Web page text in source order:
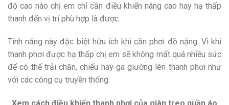
độ cao nào chị em chỉ cần điều khiển nâng cao hay hạ thấp
thanh đến vị trí phù hợp là được.
Tính năng này đặc biệt hữu ích khi cần phơi đồ nặng. Vì khi
thanh phơi được hạ thấp chị em sẽ không mất quá nhiều sức
để có thể trải chăn, chiếu hay ga giường lên thanh phơi như
với các công cụ truyền thống.